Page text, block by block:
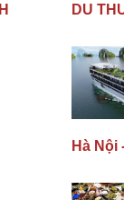
DU
Hà Nội